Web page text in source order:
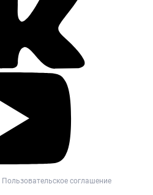
Пользовательское соглашение